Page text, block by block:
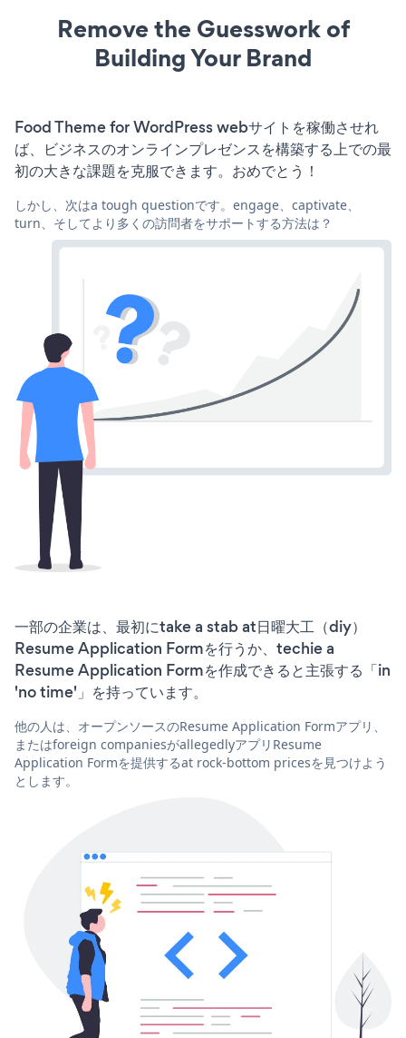
Remove the Guesswork of
Building Your Brand
Food Theme for WordPress webサイトを稼働させれ
ば、ビジネスのオンラインプレゼンスを構築する上での最
初の大きな課題を克服できます。おめでとう！
しかし、次はa tough questionです。engage、captivate、
turn、そしてより多くの訪問者をサポートする方法は？
一部の企業は、最初にtake a stab at日曜大工（diy）
Resume Application Formを行うか、techie a
Resume Application Formを作成できると主張する「in
'no time'」を持っています。
他の人は、オープンソースのResume Application Formアプリ、
またはforeign companiesがallegedlyアプリResume
Application Formを提供するat rock-bottom pricesを見つけよう
とします。